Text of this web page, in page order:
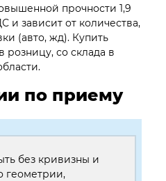
прочности 1,9
и зависит от количества,
(авто, жд). Купить
со склада в
по приему
без кривизны и
геометрии,